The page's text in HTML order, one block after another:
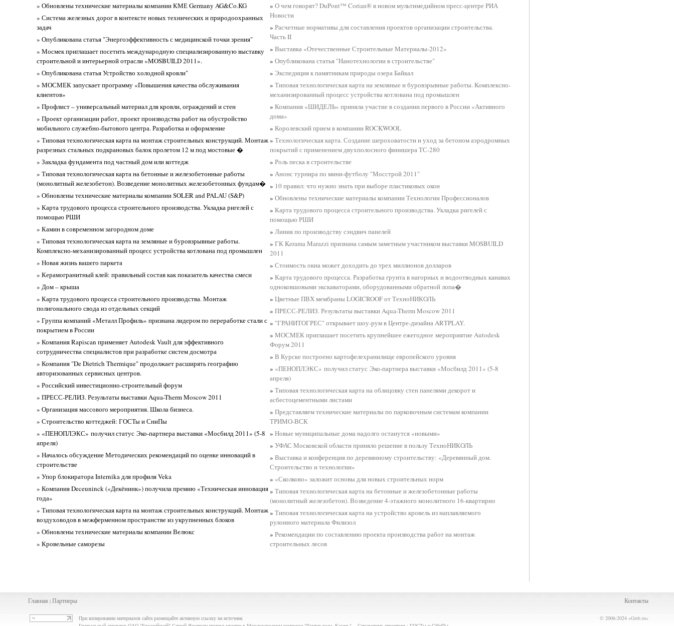
» Обновлены технические материалы компании КМЕ Germany AG&Co.KG
» Система железных дорог в контексте новых технических и природоохранных
задач
» Опубликована статья "Энергоэффективность с медицинской точки зрения"
» Мосмек приглашает посетить международную специализированную выставку
строительной и интерьерной отрасли «MOSBUILD 2011».
» Опубликована статья Устройство холодной кровли"
» МОСМЕК запускает программу «Повышения качества обслуживания
клиентов»
» Профлист – универсальный материал для кровли, ограждений и стен
» Проект организации работ, проект производства работ на обустройство
мобильного служебно-бытового центра. Разработка и оформление
» Типовая технологическая карта на монтаж строительных конструкций. Монтаж
разрезных стальных подкрановых балок пролетом 12 м под мостовые �
» Закладка фундамента под частный дом или коттедж
» Типовая технологическая карта на бетонные и железобетонные работы
(монолитный железобетон). Возведение монолитных железобетонных фундам�
» Обновлены технические материалы компании SOLER and PALAU (S&P)
» Карта трудового процесса строительного производства. Укладка ригелей с
помощью РШИ
» Камин в современном загородном доме
» Типовая технологическая карта на земляные и буровзрывные работы.
Комплексно-механизированный процесс устройства котлована под промышлен
» Новая жизнь вашего паркета
» Керамогранитный клей: правильный состав как показатель качества смеси
» Дом – крыша
» Карта трудового процесса строительного производства. Монтаж
полигонального свода из отдельных секций
» Группа компаний «Металл Профиль» признана лидером по переработке стали с
покрытием в России
» Компания Rapiscan применяет Autodesk Vault для эффективного
сотрудничества специалистов при разработке систем досмотра
» Компания "De Dietrich Thermique" продолжает расширять географию
авторизованных сервисных центров.
» Российский инвестиционно-строительный форум
» ПРЕСС-РЕЛИЗ. Результаты выставки Aqua-Therm Moscow 2011
» Организация массового мероприятия. Школа бизнеса.
» Строительство коттеджей: ГОСТы и СниПы
» «ПЕНОПЛЭКС» получил статус Эко-партнера выставки «Мосбилд 2011» (5-8
апреля)
» Началось обсуждение Методических рекомендаций по оценке инноваций в
строительстве
» Упор блокиратора Internika для профиля Veka
» Компания Deceuninck («Декёнинк») получила премию «Техническая инновация
года»
» Типовая технологическая карта на монтаж строительных конструкций. Монтаж
воздуховодов в межферменном пространстве из укрупненных блоков
» Обновлены технические материалы компании Велюкс
» Кровельные саморезы
» О чем говорят? DuPont™ Corian® в новом мультимедийном пресс-центре РИА
Новости
» Расчетные нормативы для составления проектов организации строительства.
Часть II
» Выставка «Отечественные Строительные Материалы-2012»
» Опубликована статья "Нанотехнологии в строительстве"
» Экспедиция к памятникам природы озера Байкал
» Типовая технологическая карта на земляные и буровзрывные работы. Комплексно-
механизированный процесс устройства котлована под промышлен
» Компания «ШИДЕЛЬ» приняла участие в создании первого в России «Активного
дома»
» Королевский прием в компании ROCKWOOL
» Технологическая карта. Создание шероховатости и уход за бетоном аэродромных
покрытий с применением двухполосного финишера ТС-280
» Роль песка в строительстве
» Анонс турнира по мини-футболу "Мосстрой 2011"
» 10 правил: что нужно знать при выборе пластиковых окон
» Обновлены технические материалы компании Технологии Профессионалов
» Карта трудового процесса строительного производства. Укладка ригелей с
помощью РШИ
» Линия по производству сэндвич панелей
» ГК Kerama Marazzi признана самым заметным участником выставки MOSBUILD
2011
» Стоимость окна может доходить до трех миллионов долларов
» Карта трудового процесса. Разработка грунта в нагорных и водоотводных канавах
одноковшовыми экскаваторами, оборудованными обратной лопа�
» Цветные ПВХ мембраны LOGICROOF от ТехноНИКОЛЬ
» ПРЕСС-РЕЛИЗ. Результаты выставки Aqua-Therm Moscow 2011
» "ГРАНИТОГРЕС" открывает шоу-рум в Центре-дизайна ARTPLAY.
» МОСМЕК приглашает посетить крупнейшее ежегодное мероприятие Autodesk
Форум 2011
» В Курске построено картофелехранилище европейского уровня
» «ПЕНОПЛЭКС» получил статус Эко-партнера выставки «Мосбилд 2011» (5-8
апреля)
» Типовая технологическая карта на облицовку стен панелями декорот и
асбестоцементными листами
» Представляем технические материалы по парковочным системам компании
ТРИМО-ВСК
» Новые муниципальные дома надолго останутся «новыми»
» УФАС Московской области приняло решение в пользу ТехноНИКОЛЬ
» Выставка и конференция по деревянному строительству: «Деревянный дом.
Строительство и технологии»
» «Сколково» заложит основы для новых строительных норм
» Типовая технологическая карта на бетонные и железобетонные работы
(монолитный железобетон). Возведение 4-этажного монолитного 16-квартирно
» Типовая технологическая карта на устройство кровель из наплавляемого
рулонного материала Филизол
» Рекомендации по составлению проекта производства работ на монтаж
строительных лесов
Главная | Партнеры Контакты
При копировании материалов сайта размещайте активную ссылку на источник
© 2006-2024 «Greb.ru»